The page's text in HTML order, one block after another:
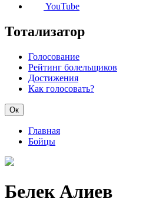
YouTube
Тотализатор
Голосование
Рейтинг болельщиков
Достижения
Как голосовать?
Ок
Главная
Бойцы
Белек Алиев